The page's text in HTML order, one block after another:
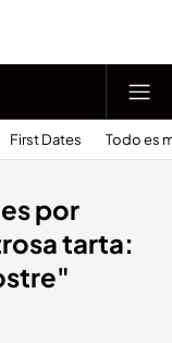
First Dates Todo es
por
tarta: